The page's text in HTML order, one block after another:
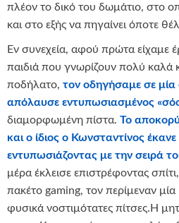
πλέον το δικό του δωμάτιο, στο
και στο εξής να πηγαίνει όποτε
Εν συνεχεία, αφού πρώτα είχαμε
παιδιά που γνωρίζουν πολύ καλά
ποδήλατο, τον οδηγήσαμε σε
απόλαυσε εντυπωσιασμένος
διαμορφωμένη πίστα. Το
και ο ίδιος ο Κωνσταντίνος
εντυπωσιάζοντας με την σειρά
μέρα έκλεισε επιστρέφοντας
πακέτο gaming, τον περίμεναν
φυσικά νοστιμότατες πίτσες.Η